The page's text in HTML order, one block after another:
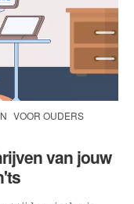
VOOR OUDERS
van jouw